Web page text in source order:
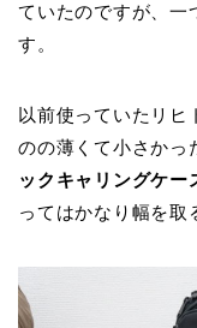
ていたのですが、一
す。
以前使っていたリヒ
のの薄くて小さかっ
ックキャリングケー
ってはかなり幅を取